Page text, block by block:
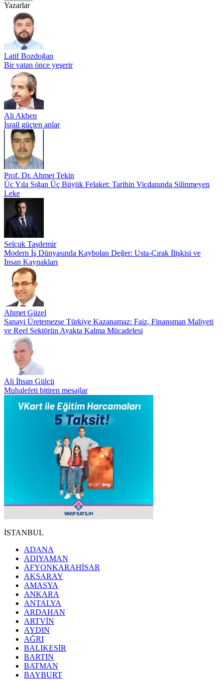
Yazarlar
Latif Bozdoğan
Bir vatan önce yeşerir
Ali Akben
İsrail güçten anlar
Prof. Dr. Ahmet Tekin
Üç Yıla Sığan Üç Büyük Felaket: Tarihin Vicdanında Silinmeyen
Leke
Selçuk Taşdemir
Modern İş Dünyasında Kaybolan Değer: Usta-Çırak İlişkisi ve
İnsan Kaynakları
Ahmet Güzel
Sanayi Üretemezse Türkiye Kazanamaz: Faiz, Finansman Maliyeti
ve Reel Sektörün Ayakta Kalma Mücadelesi
Ali İhsan Gülcü
Muhalefeti bitiren mesajlar
İSTANBUL
ADANA
ADIYAMAN
AFYONKARAHİSAR
AKSARAY
AMASYA
ANKARA
ANTALYA
ARDAHAN
ARTVİN
AYDIN
AĞRI
BALIKESİR
BARTIN
BATMAN
BAYBURT